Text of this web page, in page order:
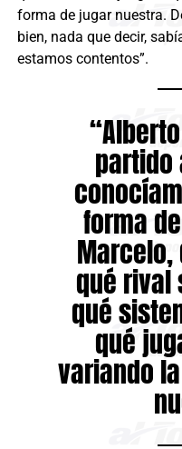
forma de jugar nuestra.
bien, nada que decir,
estamos contentos”.
partido
forma
qué rival
qué
qué
variando